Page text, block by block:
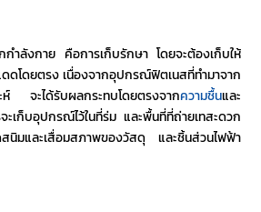
ำลังกาย คือการเก็บรักษา โดยจะต้องเก็บให้
ดโดยตรง เนื่องจากอุปกรณ์ฟิตเนสที่ทำมาจาก
จะได้รับผลกระทบโดยตรงจากความชื้นและ
เก็บอุปกรณ์ไว้ในที่ร่ม และพื้นที่ที่ถ่ายเทสะดวก
สนิมและเสื่อมสภาพของวัสดุ และชิ้นส่วนไฟฟ้า